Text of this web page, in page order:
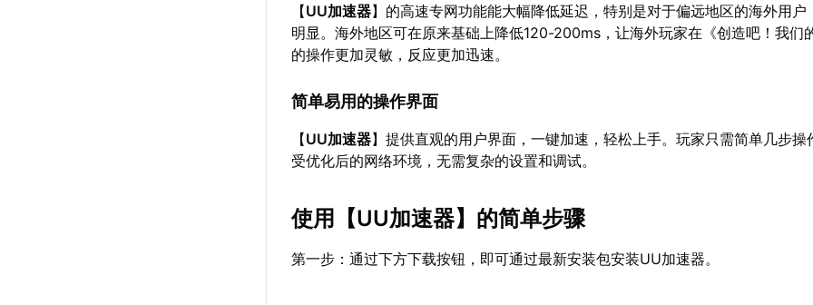
【UU加速器】的高速专网功能能大幅降低延迟，特别是对于偏远地区的海外用户
明显。海外地区可在原来基础上降低120-200ms，让海外玩家在《创造吧！我们
的操作更加灵敏，反应更加迅速。
简单易用的操作界面
【UU加速器】提供直观的用户界面，一键加速，轻松上手。玩家只需简单几步操
受优化后的网络环境，无需复杂的设置和调试。
使用【UU加速器】的简单步骤
第一步：通过下方下载按钮，即可通过最新安装包安装UU加速器。